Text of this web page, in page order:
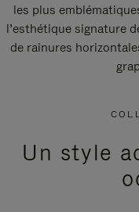
les plus
l’esthétique signature
de rainures
Un style